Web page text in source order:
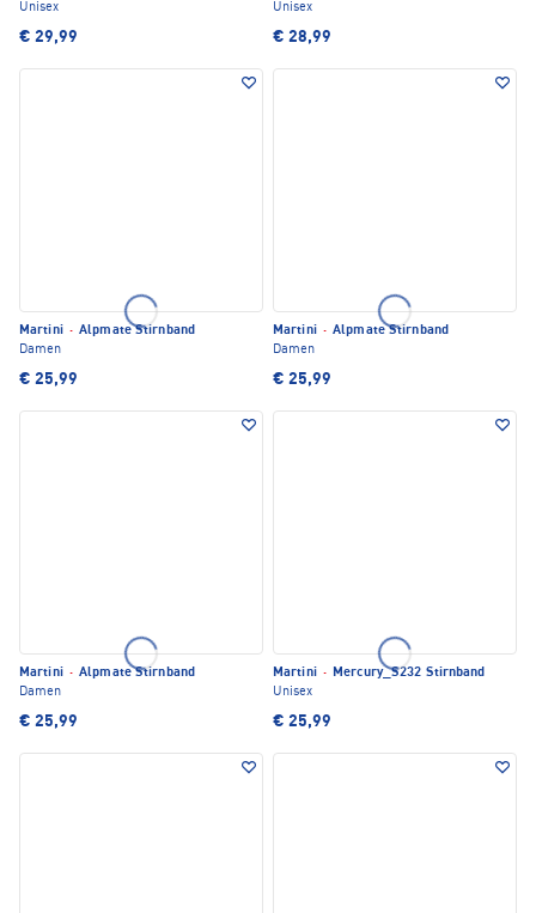
Unisex
€ 29,99
Unisex
€ 28,99
Martini · Alpmate Stirnband
Damen
€ 25,99
Martini · Alpmate Stirnband
Damen
€ 25,99
Martini · Alpmate Stirnband
Damen
€ 25,99
Martini · Mercury_S232 Stirnband
Unisex
€ 25,99